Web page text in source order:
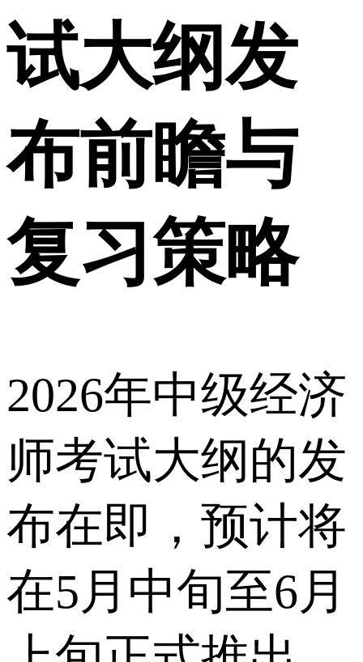
试大纲发
布前瞻与
复习策略
2026年中级经济
师考试大纲的发
布在即，预计将
在5月中旬至6月